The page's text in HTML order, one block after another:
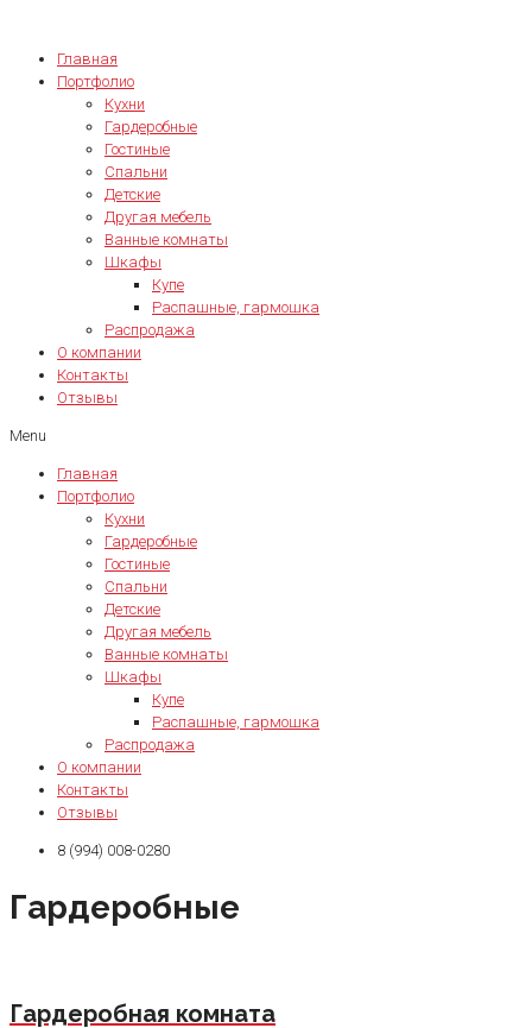
Главная
Портфолио
Кухни
Гардеробные
Гостиные
Спальни
Детские
Другая мебель
Ванные комнаты
Шкафы
Купе
Распашные, гармошка
Распродажа
О компании
Контакты
Отзывы
Menu
Главная
Портфолио
Кухни
Гардеробные
Гостиные
Спальни
Детские
Другая мебель
Ванные комнаты
Шкафы
Купе
Распашные, гармошка
Распродажа
О компании
Контакты
Отзывы
8 (994) 008-0280
Гардеробные
Гардеробная комната